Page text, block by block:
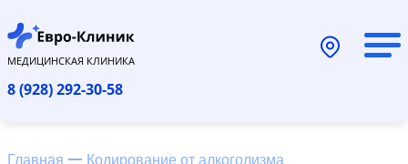
МЕДИЦИНСКАЯ КЛИНИКА
8 (928) 292-30-58
Главная
Кодирование от алкоголизма